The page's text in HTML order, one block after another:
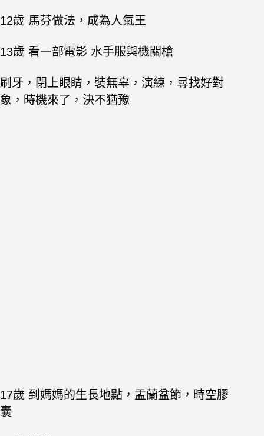
12歲 馬芬做法，成為人氣王
13歲 看一部電影 水手服與機關槍
刷牙，閉上眼睛，裝無辜，演練，尋找好對
象，時機來了，決不猶豫
17歲 到媽媽的生長地點，盂蘭盆節，時空膠
囊